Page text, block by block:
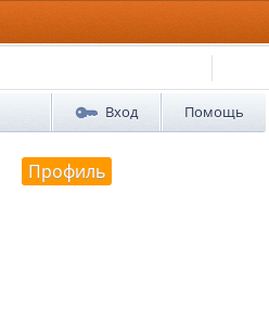
Вход Помощь
Профиль